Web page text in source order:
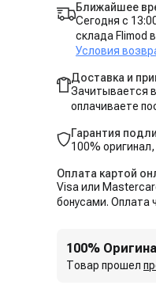
Ближайшее
Сегодня с
склада Flimod
Условия
Доставка и
Зачитывается
оплачиваете
Гарантия
100% оригинал,
Оплата картой
Visa или
бонусами. Оплата
100%
Товар прошел